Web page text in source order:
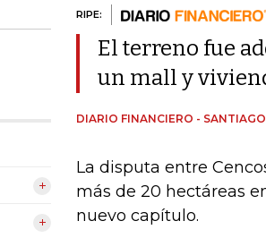
RIPE:
El terreno fue
un mall y
DIARIO FINANCIERO - SANTIAGO
La disputa entre
más de 20 hectáreas
nuevo capítulo.